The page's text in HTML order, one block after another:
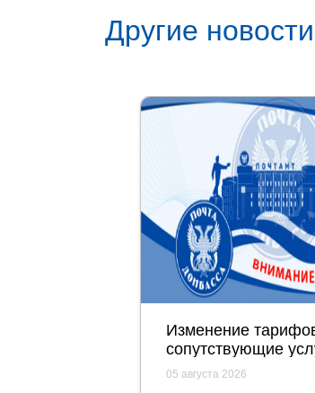
Другие новости
Изменение
сопутствующие
05 августа 2026